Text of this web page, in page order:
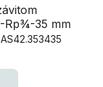
Rp¾-35 mm